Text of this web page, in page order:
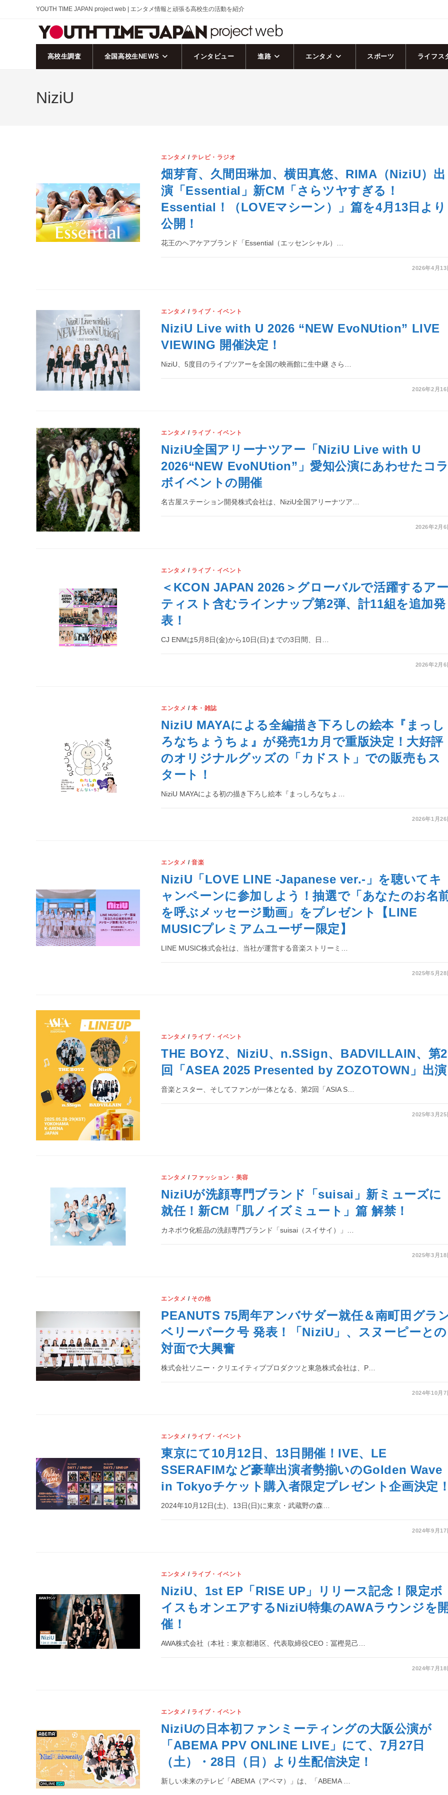
YOUTH TIME JAPAN project web | エンタメ情報と頑張る高校生の活動を紹介
高校生調査 全国高校生NEWS インタビュー 進路 エンタメ スポーツ ライフス
NiziU
エンタメ / テレビ・ラジオ
畑芽育、久間田琳加、横田真悠、RIMA（NiziU）出
演「Essential」新CM「さらツヤすぎる！
Essential！（LOVEマシーン）」篇を4月13日より
公開！
花王のヘアケアブランド「Essential（エッセンシャル）…
2026年4月13
エンタメ / ライブ・イベント
NiziU Live with U 2026 “NEW EvoNUtion” LIVE
VIEWING 開催決定！
NiziU、5度目のライブツアーを全国の映画館に生中継 さら…
2026年2月16
エンタメ / ライブ・イベント
NiziU全国アリーナツアー「NiziU Live with U
2026“NEW EvoNUtion”」愛知公演にあわせたコ
ボイベントの開催
名古屋ステーション開発株式会社は、NiziU全国アリーナツア…
2026年2月6
エンタメ / ライブ・イベント
＜KCON JAPAN 2026＞グローバルで活躍するア
ティスト含むラインナップ第2弾、計11組を追加発
表！
CJ ENMは5月8日(金)から10日(日)までの3日間、日…
2026年2月6
エンタメ /本・雑誌
NiziU MAYAによる全編描き下ろしの絵本『まっし
ろなちょうちょ』が発売1カ月で重版決定！大好評
のオリジナルグッズの「カドスト」での販売もス
タート！
NiziU MAYAによる初の描き下ろし絵本『まっしろなちょ…
2026年1月26
エンタメ /音楽
NiziU「LOVE LINE -Japanese ver.-」を聴いてキ
ャンペーンに参加しよう！抽選で「あなたのお名
を呼ぶメッセージ動画」をプレゼント【LINE
MUSICプレミアムユーザー限定】
LINE MUSIC株式会社は、当社が運営する音楽ストリーミ…
2025年5月28
エンタメ / ライブ・イベント
THE BOYZ、NiziU、n.SSign、BADVILLAIN、第2
回「ASEA 2025 Presented by ZOZOTOWN」出演
音楽とスター、そしてファンが一体となる、第2回「ASIA S…
2025年3月25
エンタメ / ファッション・美容
NiziUが洗顔専門ブランド「suisai」新ミューズに
就任！新CM「肌ノイズミュート」篇 解禁！
カネボウ化粧品の洗顔専門ブランド「suisai（スイサイ）」…
2025年3月18
エンタメ / その他
PEANUTS 75周年アンバサダー就任＆南町田グラ
ベリーパーク号 発表！「NiziU」、スヌーピーとの
対面で大興奮
株式会社ソニー・クリエイティブプロダクツと東急株式会社は、P…
2024年10月7
エンタメ / ライブ・イベント
東京にて10月12日、13日開催！IVE、LE
SSERAFIMなど豪華出演者勢揃いのGolden Wave
in Tokyoチケット購入者限定プレゼント企画決定
2024年10月12日(土)、13日(日)に東京・武蔵野の森…
2024年9月17
エンタメ / ライブ・イベント
NiziU、1st EP「RISE UP」リリース記念！限定ボ
イスもオンエアするNiziU特集のAWAラウンジを
催！
AWA株式会社（本社：東京都港区、代表取締役CEO：冨樫晃己…
2024年7月18
エンタメ / ライブ・イベント
NiziUの日本初ファンミーティングの大阪公演が
「ABEMA PPV ONLINE LIVE」にて、7月27日
（土）・28日（日）より生配信決定！
新しい未来のテレビ「ABEMA（アベマ）」は、「ABEMA …